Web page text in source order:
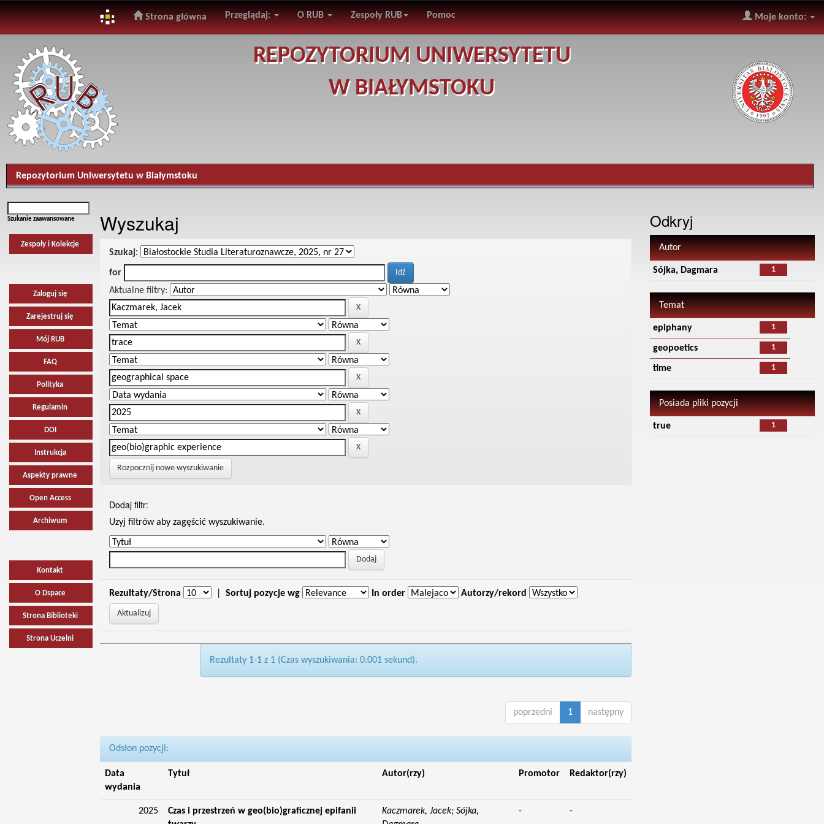
navigation
Strona główna Przeglądaj: O RUB Zespoły RUB Pomoc Moje konto:
REPOZYTORIUM UNIWERSYTETU
W BIAŁYMSTOKU
Repozytorium Uniwersytetu w Białymstoku
Szukanie zaawansowane
Zespoły i Kolekcje
Zaloguj się
Zarejestruj się
Mój RUB
FAQ
Polityka
Regulamin
DOI
Instrukcja
Aspekty prawne
Open Access
Archiwum
Kontakt
O Dspace
Strona Biblioteki
Strona Uczelni
Wyszukaj
Szukaj:
for
Aktualne filtry:
Rozpocznij nowe wyszukiwanie
Dodaj filtr:
Uzyj filtrów aby zagęścić wyszukiwanie.
Rezultaty/Strona Sortuj pozycje wg In order Autorzy/rekord
Rezultaty 1-1 z 1 (Czas wyszukiwania: 0.001 sekund).
poprzedni 1 następny
Odsłon pozycji:
Data
wydania
Tytuł Autor(rzy) Promotor Redaktor(rzy)
2025
Czas i przestrzeń w geo(bio)graficznej epifanii
Kaczmarek, Jacek; Sójka,
- -
Odkryj
Autor
1
Sójka, Dagmara
Temat
1
epiphany
1
geopoetics
1
time
Posiada pliki pozycji
1
true